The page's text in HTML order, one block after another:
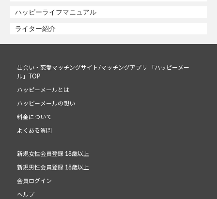
ハッピーライフマニュアル
ライター紹介
出会い・恋愛マッチングサイト/マッチングアプリ 「ハッピーメー
ル」TOP
ハッピーメールとは
ハッピーメールの想い
料金について
よくある質問
新規女性会員登録 18歳以上
新規男性会員登録 18歳以上
会員ログイン
ヘルプ